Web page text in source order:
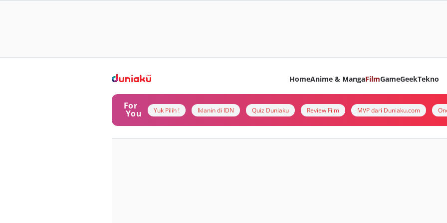
HomeAnime & MangaFilmGameGeekTekno
For
You Yuk Pilih ! Iklanin di IDN Quiz Duniaku Review Film MVP dari Duniaku.com